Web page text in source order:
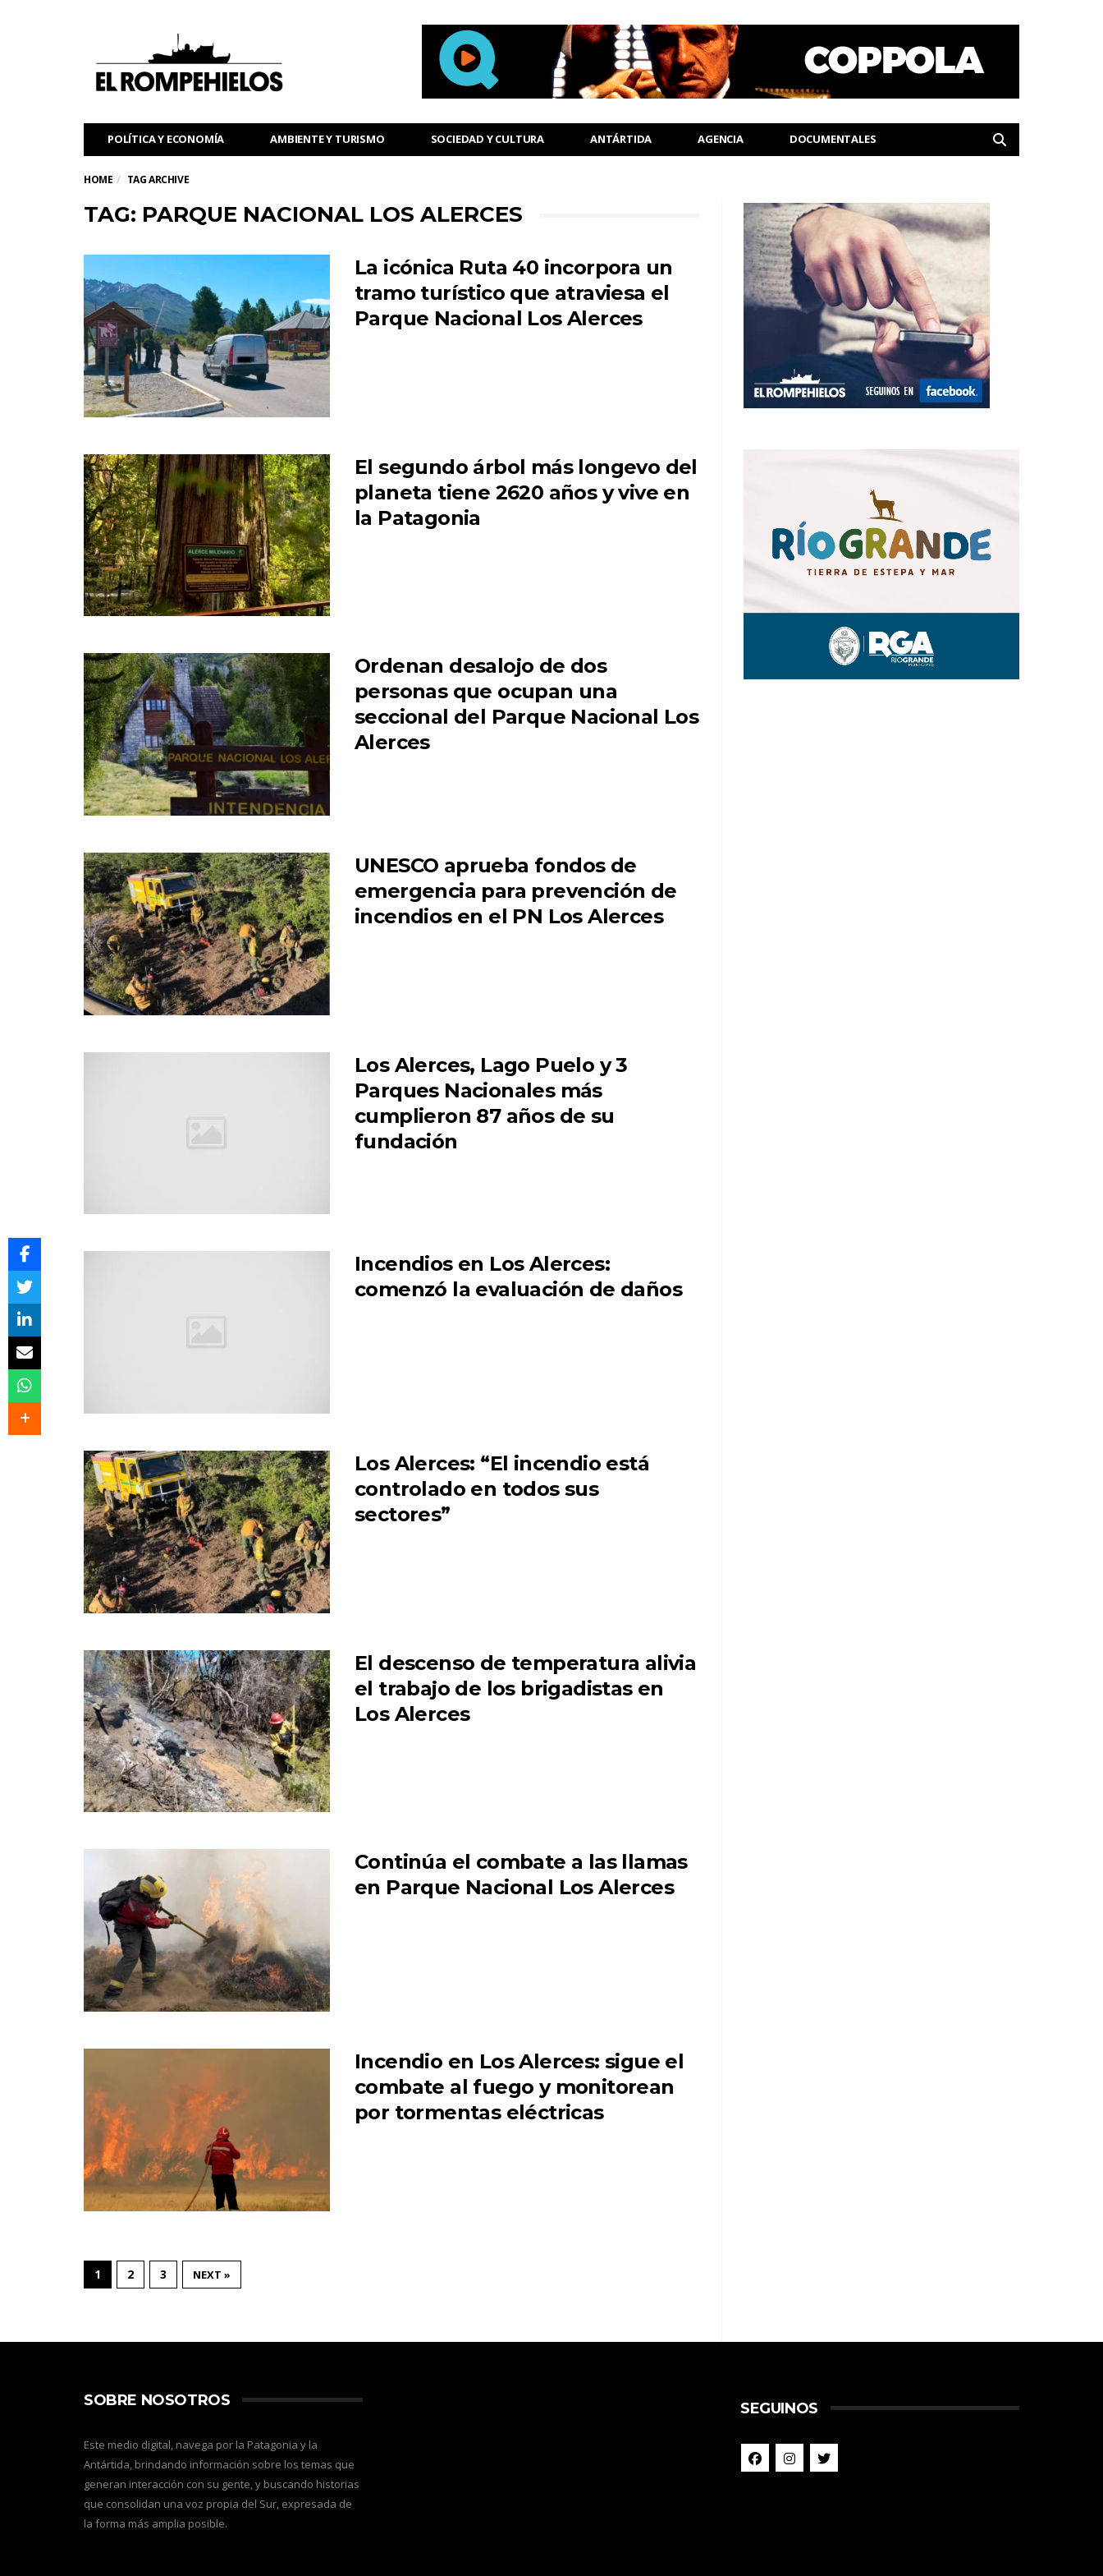
POLÍTICA Y ECONOMÍA AMBIENTE Y TURISMO SOCIEDAD Y CULTURA ANTÁRTIDA AGENCIA DOCUMENTALES
HOME TAG ARCHIVE
TAG: PARQUE NACIONAL LOS ALERCES
La icónica Ruta 40 incorpora un
tramo turístico que atraviesa el
Parque Nacional Los Alerces
El segundo árbol más longevo del
planeta tiene 2620 años y vive en
la Patagonia
Ordenan desalojo de dos
personas que ocupan una
seccional del Parque Nacional Los
Alerces
UNESCO aprueba fondos de
emergencia para prevención de
incendios en el PN Los Alerces
Los Alerces, Lago Puelo y 3
Parques Nacionales más
cumplieron 87 años de su
fundación
Incendios en Los Alerces:
comenzó la evaluación de daños
Los Alerces: “El incendio está
controlado en todos sus
sectores”
El descenso de temperatura alivia
el trabajo de los brigadistas en
Los Alerces
Continúa el combate a las llamas
en Parque Nacional Los Alerces
Incendio en Los Alerces: sigue el
combate al fuego y monitorean
por tormentas eléctricas
1 2 3 NEXT »
SOBRE NOSOTROS
Este medio digital, navega por la Patagonia y la
Antártida, brindando información sobre los temas que
generan interacción con su gente, y buscando historias
que consolidan una voz propia del Sur, expresada de
la forma más amplia posible.
SEGUINOS